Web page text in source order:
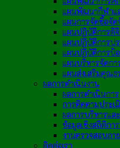
แผนพัฒนากีฬาแ
แผนการจัดซื้อจัด
แผนปฏิบัติการดิ
แผนปฏิบัติการป
แผนปฏิบัติการป้
แผนบริหารจัดกา
แผนส่งเสริมคุณ
ผลการดำเนินงาน
ผลการดำเนินการ
การติดตามประเ
ผลการบริหารแ
ข้อมูลเชิงสถิติกา
งานตรวจสอบภา
ติดต่อเรา